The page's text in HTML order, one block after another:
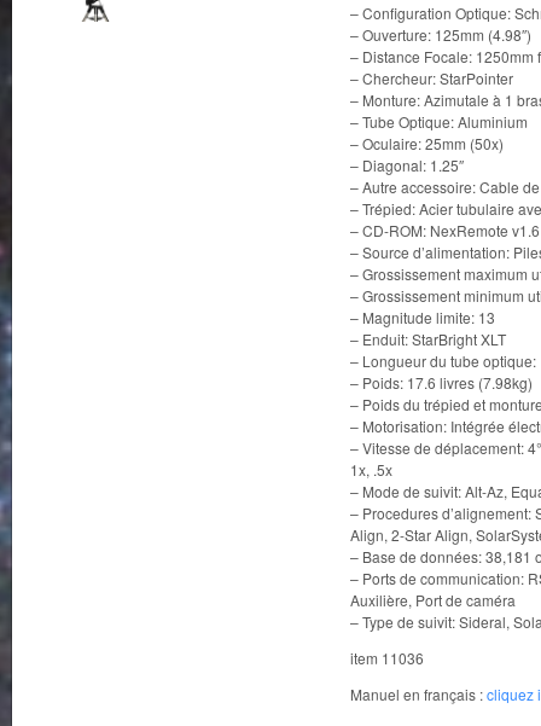
– Configuration Optique:
– Ouverture: 125mm (4.98″)
– Distance Focale: 1250mm
– Chercheur: StarPointer
– Monture: Azimutale à 1
– Tube Optique: Aluminium
– Oculaire: 25mm (50x)
– Diagonal: 1.25″
– Autre accessoire: Cable
– Trépied: Acier tubulaire
– CD-ROM: NexRemote
– Source d’alimentation:
– Grossissement maximum
– Grossissement minimum
– Magnitude limite: 13
– Enduit: StarBright XLT
– Longueur du tube optique:
– Poids: 17.6 livres (7.98kg)
– Poids du trépied et
– Motorisation: Intégrée
– Vitesse de déplacement:
1x, .5x
– Mode de suivit: Alt-Az,
– Procedures d’alignement:
Align, 2-Star Align,
– Base de données: 38,181
– Ports de communication:
Auxilière, Port de caméra
– Type de suivit: Sideral,
item 11036
Manuel en français :cliquez